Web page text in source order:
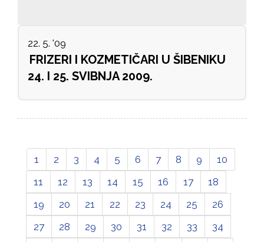
22. 5. '09
FRIZERI I KOZMETIČARI U ŠIBENIKU
24. I 25. SVIBNJA 2009.
1 2 3 4 5 6 7 8 9
10
11
12 13 14 15 16 17
18
19
20 21 22 23 24 25
26
27
28 29 30 31 32 33
34